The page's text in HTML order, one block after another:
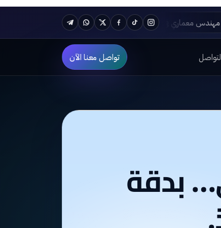
البرامج الهندسية المعمارية لازم يتعلمها كل مهندس معماري في 2024
Telegram
WhatsApp
TwitterFacebook
TikTokInstagram
بدقة